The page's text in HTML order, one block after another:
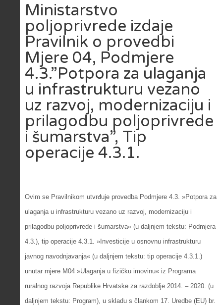
Ministarstvo
poljoprivrede izdaje
Pravilnik o provedbi
Mjere 04, Podmjere
4.3.”Potpora za ulaganja
u infrastrukturu vezano
uz razvoj, modernizaciju i
prilagodbu poljoprivrede
i šumarstva”, Tip
operacije 4.3.1.
Ovim se Pravilnikom utvrđuje provedba Podmjere 4.3. »Potpora za
ulaganja u infrastrukturu vezano uz razvoj, modernizaciju i
prilagodbu poljoprivrede i šumarstva« (u daljnjem tekstu: Podmjera
4.3.), tip operacije 4.3.1. »Investicije u osnovnu infrastrukturu
javnog navodnjavanja« (u daljnjem tekstu: tip operacije 4.3.1.)
unutar mjere M04 »Ulaganja u fizičku imovinu« iz Programa
ruralnog razvoja Republike Hrvatske za razdoblje 2014. – 2020. (u
daljnjem tekstu: Program), u skladu s člankom 17. Uredbe (EU) br.